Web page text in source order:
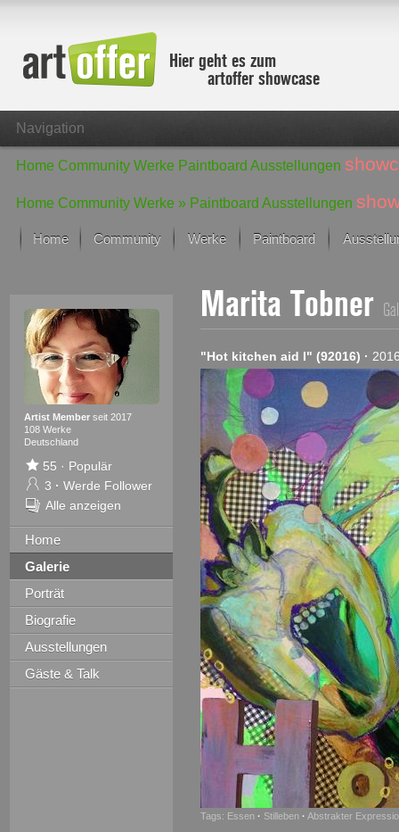
Hier geht es zum
artoffer showcase
Navigation
Home Community Werke Paintboard Ausstellungen
Home Community Werke » Paintboard Ausstellungen
Home Community Werke
Der letzte Monat im Fokus
Alle Fokus-Werke
Fokus-Werke
Neue Werke – Auswahl
Alle neuen Werke
Paintboard
Artist Memberseit 2017
108 Werke
Deutschland
55 · Populär
3 · Werde Follower
Alle anzeigen
Home
Galerie
Porträt
Biografie
Ausstellungen
Gäste & Talk
Marita Tobner
"Hot kitchen aid I" (92016) ·
Tags: Essen · Stilleben · Abstrakter